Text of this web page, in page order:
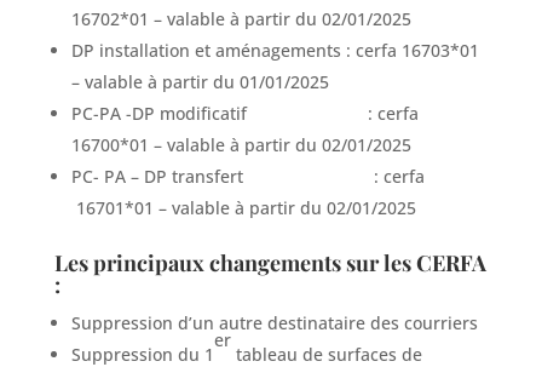
16702*01 – valable à partir du 02/01/2025
DP installation et aménagements : cerfa 16703*01
– valable à partir du 01/01/2025
PC-PA -DP modificatif : cerfa
16700*01 – valable à partir du 02/01/2025
PC- PA – DP transfert : cerfa
16701*01 – valable à partir du 02/01/2025
Les principaux changements sur les CERFA
:
Suppression d’un autre destinataire des courriers
Suppression du 1
er
tableau de surfaces de